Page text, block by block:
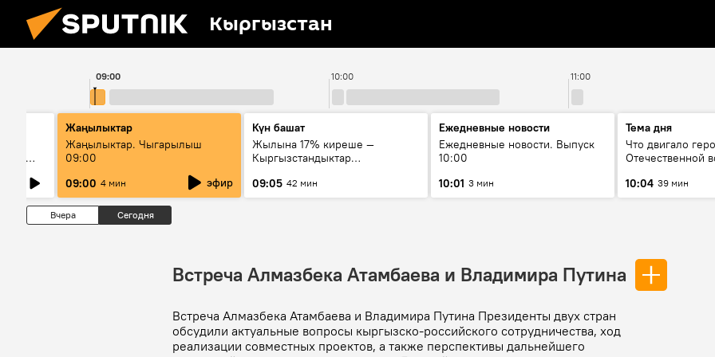
Кыргызстан
10:00 11:00
09:00
Жаңылыктар
Жаңылыктар. Чыгарылыш
09:00
09:00 4 мин эфир
Күн башат
Жылына 17% киреше —
Кыргызстандыктар
кагаздарды кантип сатып алат?
09:05 42 мин
Ежедневные новости
Ежедневные новости. Выпуск
10:00
10:01 3 мин
Тема дня
Что двигало
Отечественной
Тулебердиева
10:04 39 мин
Вчера Сегодня
Встреча Алмазбека Атамбаева и Владимира Путина
Встреча Алмазбека Атамбаева и Владимира Путина Президенты двух стран
обсудили актуальные вопросы кыргызско-российского сотрудничества, ход
реализации совместных проектов, а также перспективы дальнейшего